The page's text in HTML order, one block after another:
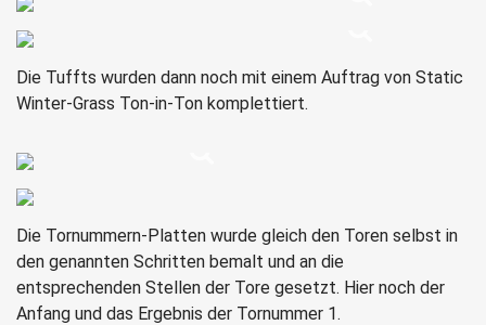
Die Tuffts wurden dann noch mit einem Auftrag von Static
Winter-Grass Ton-in-Ton komplettiert.
Die Tornummern-Platten wurde gleich den Toren selbst in
den genannten Schritten bemalt und an die
entsprechenden Stellen der Tore gesetzt. Hier noch der
Anfang und das Ergebnis der Tornummer 1.